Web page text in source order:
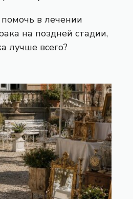
в лечении
на поздней стадии,
лучше всего?